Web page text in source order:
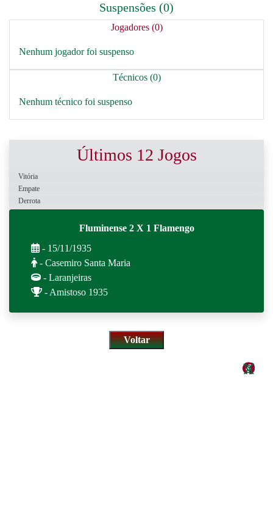
Suspensões (0)
Jogadores (0)
Nenhum jogador foi suspenso
Técnicos (0)
Nenhum técnico foi suspenso
Últimos 12 Jogos
Vitória
Empate
Derrota
Fluminense 2 X 1 Flamengo
- 15/11/1935
- Casemiro Santa Maria
- Laranjeiras
- Amistoso 1935